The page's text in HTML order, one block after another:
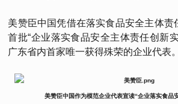
美赞臣中国凭借在落实食品安全主体责
首批“企业落实食品安全主体责任创新
广东省内首家唯一获得殊荣的企业代表。
美赞臣中国作为模范企业代表宣读“企业落实食品